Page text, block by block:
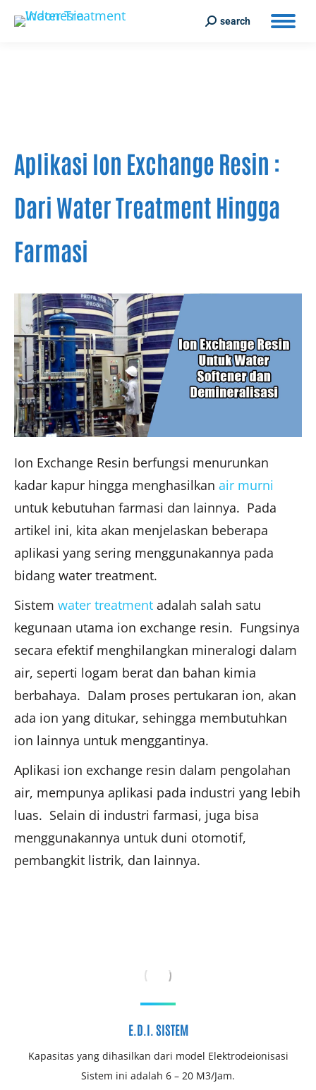
Search:
search
Aplikasi Ion Exchange Resin :
Dari Water Treatment Hingga
Farmasi
Ion Exchange Resin berfungsi menurunkan
kadar kapur hingga menghasilkan air murni
untuk kebutuhan farmasi dan lainnya. Pada
artikel ini, kita akan menjelaskan beberapa
aplikasi yang sering menggunakannya pada
bidang water treatment.
Sistem water treatment adalah salah satu
kegunaan utama ion exchange resin. Fungsinya
secara efektif menghilangkan mineralogi dalam
air, seperti logam berat dan bahan kimia
berbahaya. Dalam proses pertukaran ion, akan
ada ion yang ditukar, sehingga membutuhkan
ion lainnya untuk menggantinya.
Aplikasi ion exchange resin dalam pengolahan
air, mempunya aplikasi pada industri yang lebih
luas. Selain di industri farmasi, juga bisa
menggunakannya untuk duni otomotif,
pembangkit listrik, dan lainnya.
E.D.I. SISTEM
Kapasitas yang dihasilkan dari model Elektrodeionisasi
Sistem ini adalah 6 – 20 M3/Jam.